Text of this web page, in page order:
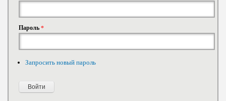
Пароль*
Запросить новый пароль